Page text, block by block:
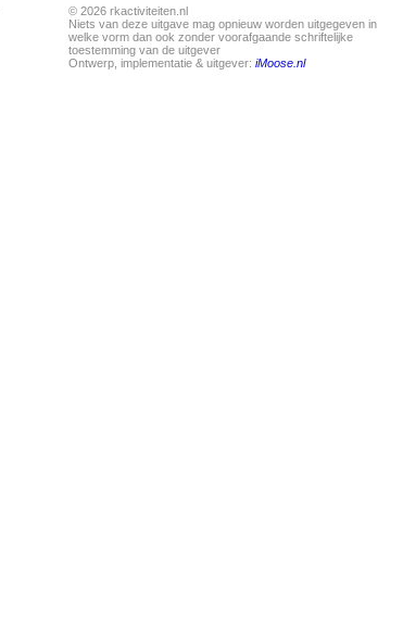
© 2026 rkactiviteiten.nl
Niets van deze uitgave mag opnieuw worden uitgegeven in
welke vorm dan ook zonder voorafgaande schriftelijke
toestemming van de uitgever
Ontwerp, implementatie & uitgever: iMoose.nl